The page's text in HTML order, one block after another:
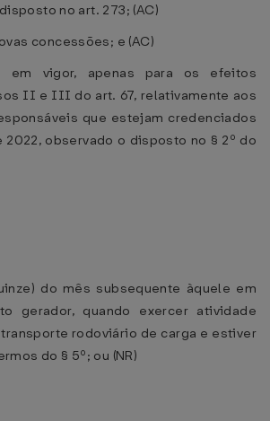
no art. 273; (AC)
concessões; e (AC)
vigor, apenas para os efeitos
II e III do art. 67, relativamente aos
que estejam credenciados
2022, observado o disposto no § 2º do
do mês subsequente àquele em
gerador, quando exercer atividade
rodoviário de carga e estiver
do § 5º; ou (NR)